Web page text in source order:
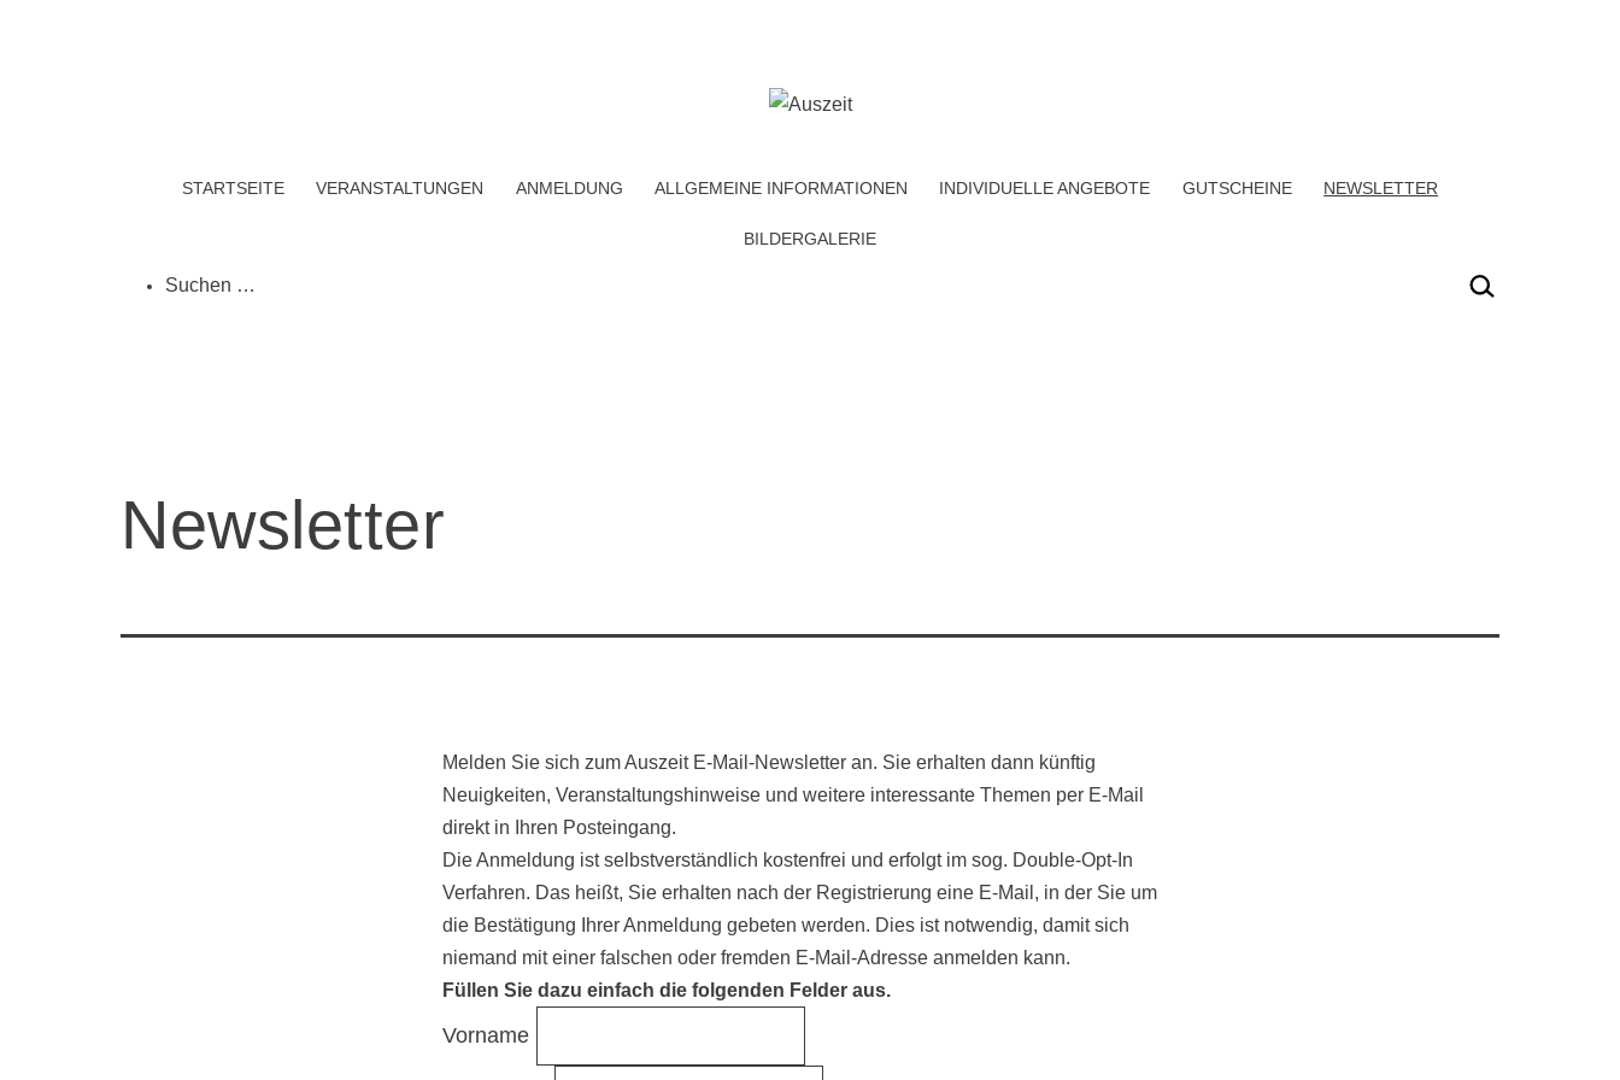
STARTSEITE VERANSTALTUNGEN ANMELDUNG ALLGEMEINE INFORMATIONEN INDIVIDUELLE ANGEBOTE GUTSCHEINE NEWSLETTER
BILDERGALERIE
SUCHEN …
Newsletter
Melden Sie sich zum Auszeit E-Mail-Newsletter an. Sie erhalten dann künftig
Neuigkeiten, Veranstaltungshinweise und weitere interessante Themen per E-Mail
direkt in Ihren Posteingang.
Die Anmeldung ist selbstverständlich kostenfrei und erfolgt im sog. Double-Opt-In
Verfahren. Das heißt, Sie erhalten nach der Registrierung eine E-Mail, in der Sie um
die Bestätigung Ihrer Anmeldung gebeten werden. Dies ist notwendig, damit sich
niemand mit einer falschen oder fremden E-Mail-Adresse anmelden kann.
Füllen Sie dazu einfach die folgenden Felder aus.
Vorname